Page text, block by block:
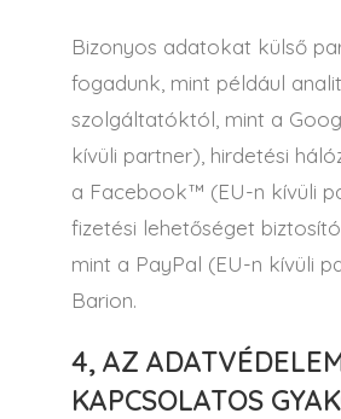
Bizonyos adatokat külső
fogadunk, mint például
szolgáltatóktól, mint a
kívüli partner), hirdetési
a Facebook™ (EU-n kívüli
fizetési lehetőséget
mint a PayPal (EU-n kívüli
Barion.
4, AZ
KAPCSOLATOS